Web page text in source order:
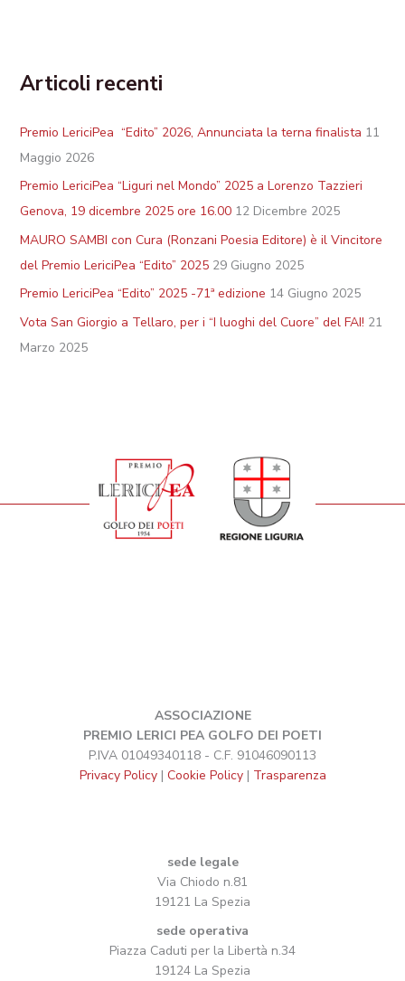
Articoli recenti
Premio LericiPea “Edito” 2026, Annunciata la terna finalista 11
Maggio 2026
Premio LericiPea “Liguri nel Mondo” 2025 a Lorenzo Tazzieri
Genova, 19 dicembre 2025 ore 16.00 12 Dicembre 2025
MAURO SAMBI con Cura (Ronzani Poesia Editore) è il Vincitore
del Premio LericiPea “Edito” 2025 29 Giugno 2025
Premio LericiPea “Edito” 2025 -71ª edizione 14 Giugno 2025
Vota San Giorgio a Tellaro, per i “I luoghi del Cuore” del FAI! 21
Marzo 2025
ASSOCIAZIONE
PREMIO LERICI PEA GOLFO DEI POETI
P.IVA 01049340118 - C.F. 91046090113
Privacy Policy| Cookie Policy| Trasparenza
sede legale
Via Chiodo n.81
19121 La Spezia
sede operativa
Piazza Caduti per la Libertà n.34
19124 La Spezia